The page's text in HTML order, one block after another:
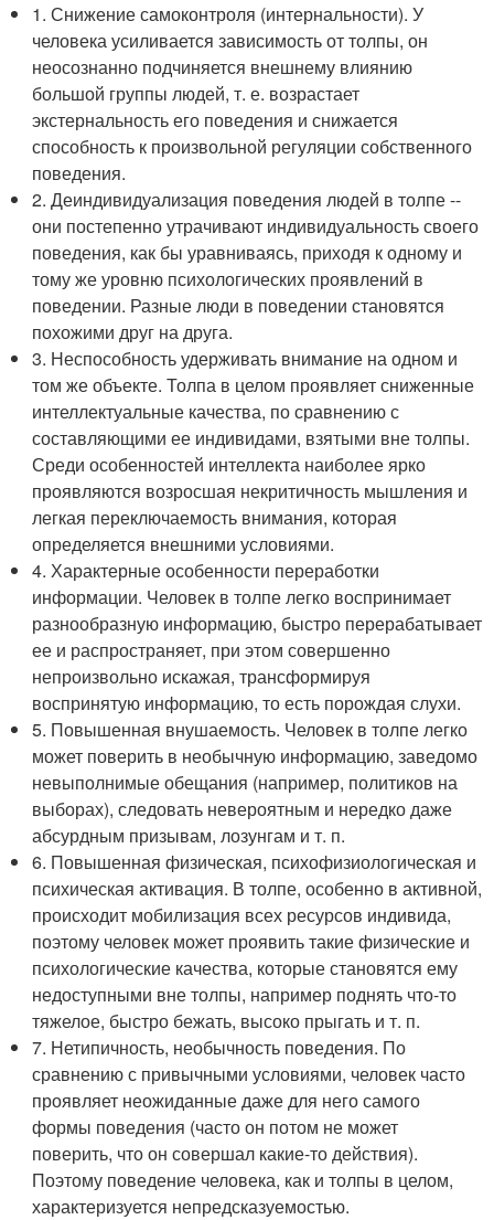
1. Снижение самоконтроля (интернальности). У
человека усиливается зависимость от толпы, он
неосознанно подчиняется внешнему влиянию
большой группы людей, т. е. возрастает
экстернальность его поведения и снижается
способность к произвольной регуляции собственного
поведения.
2. Деиндивидуализация поведения людей в толпе --
они постепенно утрачивают индивидуальность своего
поведения, как бы уравниваясь, приходя к одному и
тому же уровню психологических проявлений в
поведении. Разные люди в поведении становятся
похожими друг на друга.
3. Неспособность удерживать внимание на одном и
том же объекте. Толпа в целом проявляет сниженные
интеллектуальные качества, по сравнению с
составляющими ее индивидами, взятыми вне толпы.
Среди особенностей интеллекта наиболее ярко
проявляются возросшая некритичность мышления и
легкая переключаемость внимания, которая
определяется внешними условиями.
4. Характерные особенности переработки
информации. Человек в толпе легко воспринимает
разнообразную информацию, быстро перерабатывает
ее и распространяет, при этом совершенно
непроизвольно искажая, трансформируя
воспринятую информацию, то есть порождая слухи.
5. Повышенная внушаемость. Человек в толпе легко
может поверить в необычную информацию, заведомо
невыполнимые обещания (например, политиков на
выборах), следовать невероятным и нередко даже
абсурдным призывам, лозунгам и т. п.
6. Повышенная физическая, психофизиологическая и
психическая активация. В толпе, особенно в активной,
происходит мобилизация всех ресурсов индивида,
поэтому человек может проявить такие физические и
психологические качества, которые становятся ему
недоступными вне толпы, например поднять что-то
тяжелое, быстро бежать, высоко прыгать и т. п.
7. Нетипичность, необычность поведения. По
сравнению с привычными условиями, человек часто
проявляет неожиданные даже для него самого
формы поведения (часто он потом не может
поверить, что он совершал какие-то действия).
Поэтому поведение человека, как и толпы в целом,
характеризуется непредсказуемостью.